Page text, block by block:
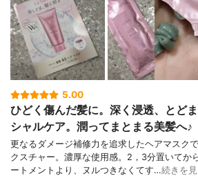
ル、ステアリルア
コール、クエン酸
キシル、グリコシ
チロキシアモジメ
ー、カラメル、加
ドロキシエチルセ
20、(C12-14)パ
5、ポリソルベー
プロピルパラベン
サン酸セチル、加
ンパク、フェノキ
5.00
ひどく傷んだ髪に。深く浸透、とど
シャルケア。潤ってまとまる美髪へ♪
更なるダメージ補修力を追求したヘアマスク
クスチャー。濃厚な使用感。2，3分置いてか
ートメントより、ヌルつきなくてす…続きを